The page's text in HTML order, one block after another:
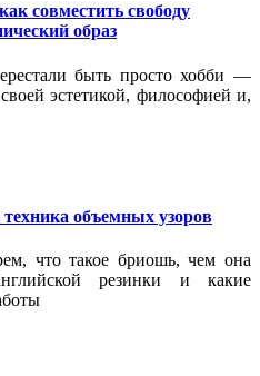
совместить свободу
образ
быть просто хобби —
эстетикой, философией и,
объемных узоров
что такое бриошь, чем она
резинки и какие